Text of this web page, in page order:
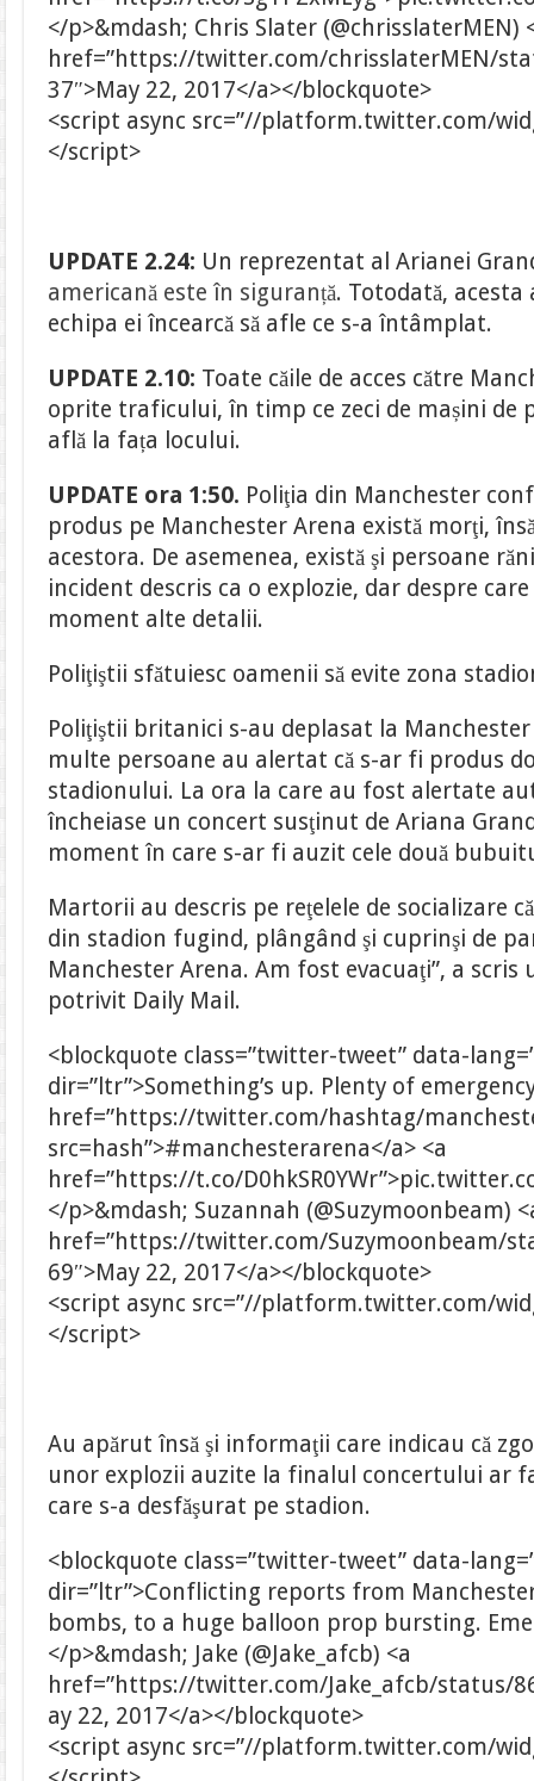
</p>&mdash; Chris Slater (@chrisslaterMEN)
href=”https://twitter.com/chrisslaterMEN/
37″>May 22, 2017</a></blockquote>
<script async src=”//platform.twitter.com/
</script>
UPDATE 2.24: Un reprezentat al Arianei
americană este în siguranță. Totodată, acesta
echipa ei încearcă să afle ce s-a întâmplat.
UPDATE 2.10: Toate căile de acces către
oprite traficului, în timp ce zeci de mașini de
află la fața locului.
UPDATE ora 1:50. Poliţia din Manchester
produs pe Manchester Arena există morţi,
acestora. De asemenea, există şi persoane
incident descris ca o explozie, dar despre
moment alte detalii.
Poliţiştii sfătuiesc oamenii să evite zona
Poliţiştii britanici s-au deplasat la
multe persoane au alertat că s-ar fi produs
stadionului. La ora la care au fost alertate
încheiase un concert susţinut de Ariana
moment în care s-ar fi auzit cele două
Martorii au descris pe reţelele de socializare
din stadion fugind, plângând şi cuprinşi de
Manchester Arena. Am fost evacuaţi”, a
potrivit Daily Mail.
<blockquote class=”twitter-tweet” data-
dir=”ltr”>Something’s up. Plenty of
href=”https://twitter.com/hashtag/
src=hash”>#manchesterarena</a> <a
href=”https://t.co/
</p>&mdash; Suzannah (@Suzymoonbeam)
href=”https://twitter.com/Suzymoonbeam/
69″>May 22, 2017</a></blockquote>
<script async src=”//platform.twitter.com/
</script>
Au apărut însă şi informaţii care indicau că
unor explozii auzite la finalul concertului ar
care s-a desfăşurat pe stadion.
<blockquote class=”twitter-tweet” data-
dir=”ltr”>Conflicting reports from
bombs, to a huge balloon prop bursting.
</p>&mdash; Jake (@Jake_afcb) <a
href=”https://twitter.com/Jake_afcb/status/
ay 22, 2017</a></blockquote>
<script async src=”//platform.twitter.com/